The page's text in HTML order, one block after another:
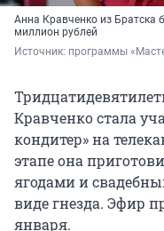
Анна Кравченко из Братска
миллион рублей
Источник: программы
Кравченко стала
кондитер» на
этапе она
ягодами и
виде гнезда. Эфир
января.